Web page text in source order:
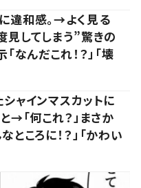
違和感。→よく見る
してしまう”驚きの
なんだこれ！？」「壊
ャインマスカットに
→「何これ？」まさか
ころに！？」「かわい